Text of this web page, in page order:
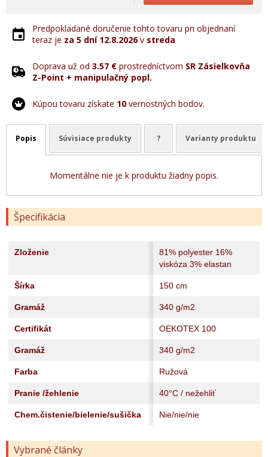
Predpokladané doručenie tohto tovaru pri objednaní
teraz je za 5 dní 12.8.2026v streda
Doprava už od 3.57 € prostredníctvom SR Zásielkovňa
Z-Point + manipulačný popl.
Kúpou tovaru získate 10 vernostných bodov.
Popis Súvisiace produkty ? Varianty produktu
Momentálne nie je k produktu žiadny popis.
Špecifikácia
Zloženie
81% polyester 16%
viskóza 3% elastan
Šírka 150 cm
Gramáž 340 g/m2
Certifikát OEKOTEX 100
Gramáž 340 g/m2
Farba Ružová
Pranie /žehlenie 40°C / nežehliť
Chem.čistenie/bielenie/sušička Nie/nie/nie
Vybrané články